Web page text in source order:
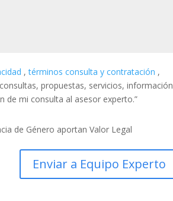
,términos consulta y contratación ,
propuestas, servicios, información
de mi consulta al asesor experto.”
de Género aportan Valor Legal